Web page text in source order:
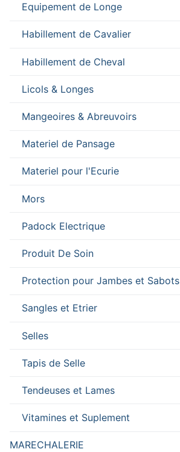
Equipement de Longe
Habillement de Cavalier
Habillement de Cheval
Licols & Longes
Mangeoires & Abreuvoirs
Materiel de Pansage
Materiel pour l'Ecurie
Mors
Padock Electrique
Produit De Soin
Protection pour Jambes et Sabots
Sangles et Etrier
Selles
Tapis de Selle
Tendeuses et Lames
Vitamines et Suplement
MARECHALERIE